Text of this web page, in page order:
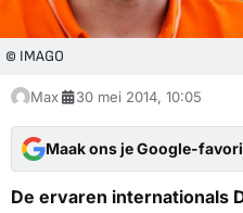
© IMAGO
Max 30 mei 2014, 10:05
Maak ons je Google-
De ervaren internationals